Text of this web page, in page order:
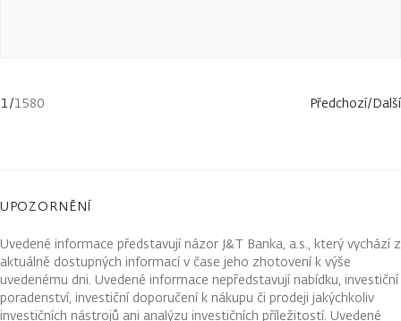
1/1580 Předchozí/Další
UPOZORNĚNÍ
Uvedené informace představují názor J&T Banka, a.s., který vychází z
aktuálně dostupných informací v čase jeho zhotovení k výše
uvedenému dni. Uvedené informace nepředstavují nabídku, investiční
poradenství, investiční doporučení k nákupu či prodeji jakýchkoliv
investičních nástrojů ani analýzu investičních příležitostí. Uvedené